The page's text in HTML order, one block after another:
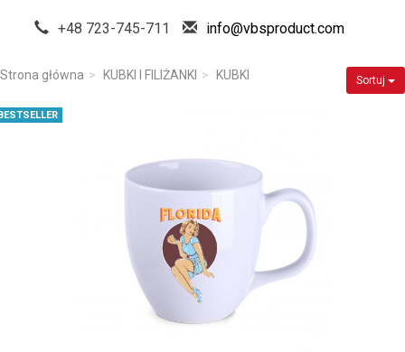
+48 723-745-711 info@vbsproduct.com
Strona główna KUBKI I FILIŻANKI KUBKI Sortuj